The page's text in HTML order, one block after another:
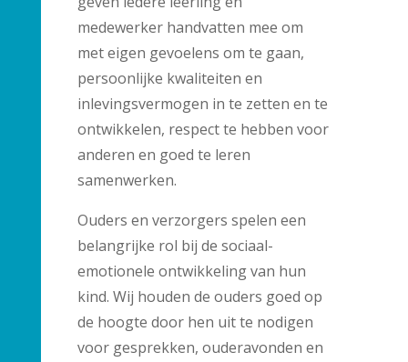
medewerker handvatten mee om
met eigen gevoelens om te gaan,
persoonlijke kwaliteiten en
inlevingsvermogen in te zetten en te
ontwikkelen, respect te hebben voor
anderen en goed te leren
samenwerken.
Ouders en verzorgers spelen een
belangrijke rol bij de sociaal-
emotionele ontwikkeling van hun
kind. Wij houden de ouders goed op
de hoogte door hen uit te nodigen
voor gesprekken, ouderavonden en